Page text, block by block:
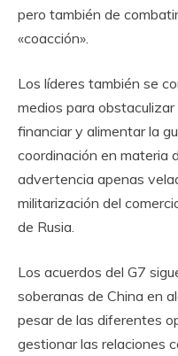
pero también de
«coacción».
Los líderes también se
medios para
financiar y alimentar la
coordinación en materia
advertencia apenas
militarización del
de Rusia.
Los acuerdos del G7
soberanas de China en
pesar de las diferentes
gestionar las relaciones